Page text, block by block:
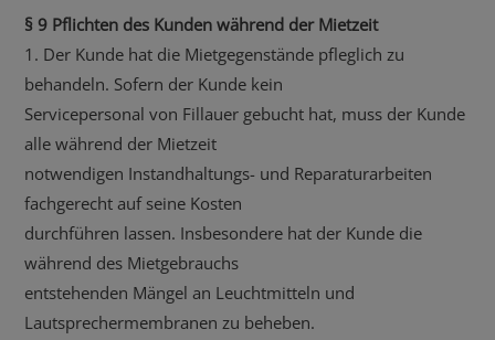
§ 9 Pflichten des Kunden während der Mietzeit
1. Der Kunde hat die Mietgegenstände pfleglich zu
behandeln. Sofern der Kunde kein
Servicepersonal von Fillauer gebucht hat, muss der Kunde
alle während der Mietzeit
notwendigen Instandhaltungs- und Reparaturarbeiten
fachgerecht auf seine Kosten
durchführen lassen. Insbesondere hat der Kunde die
während des Mietgebrauchs
entstehenden Mängel an Leuchtmitteln und
Lautsprechermembranen zu beheben.